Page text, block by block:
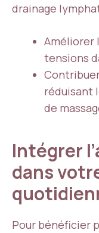
drainage
Améliorer
tensions
réduisant
de
Intégrer
dans
Pour bénéficier